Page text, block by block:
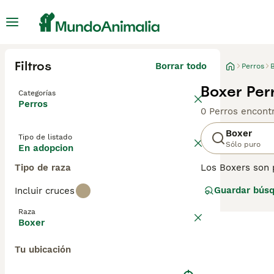
Filtros Borrar todo
Categorías
Perros
Tipo de listado
En adopcion
Tipo de raza
Incluir cruces
Raza
Boxer
Tu ubicación
Perros
Boxer
0 Perros
Boxer
Sólo puro
Los Boxers son
Guardar